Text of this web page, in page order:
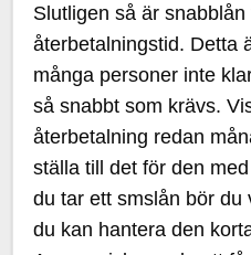
Slutligen så är
återbetalningstid. Detta
många personer inte
så snabbt som krävs.
återbetalning redan
ställa till det för den
du tar ett smslån bör du
du kan hantera den